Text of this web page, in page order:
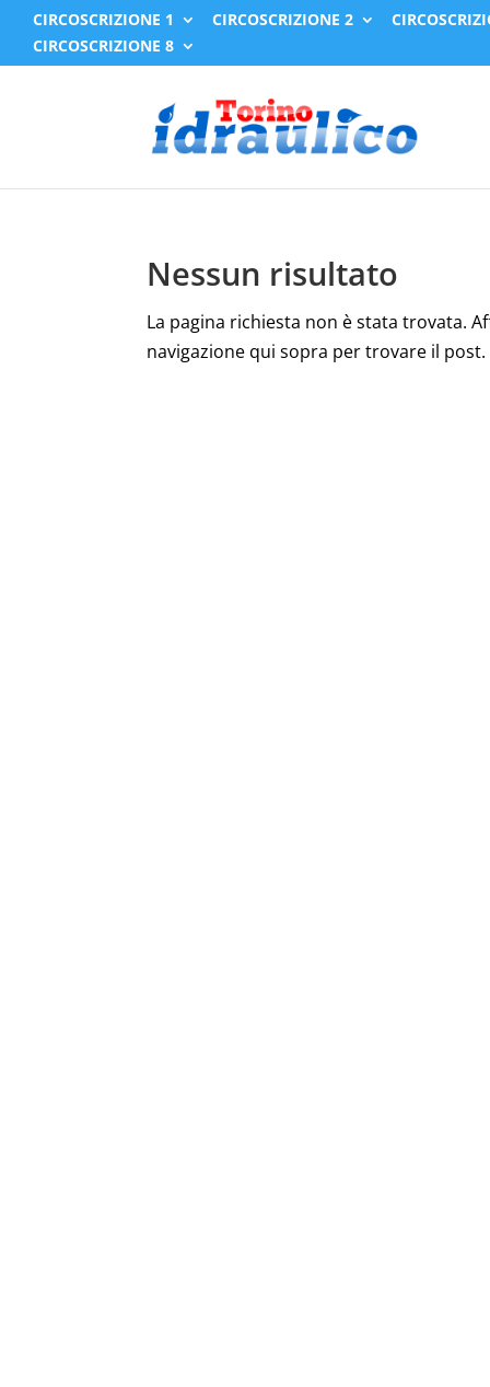
CIRCOSCRIZIONE 1 CIRCOSCRIZIONE 2
CIRCOSCRIZIONE 8
Nessun risultato
La pagina richiesta non è stata trovata.
navigazione qui sopra per trovare il post.